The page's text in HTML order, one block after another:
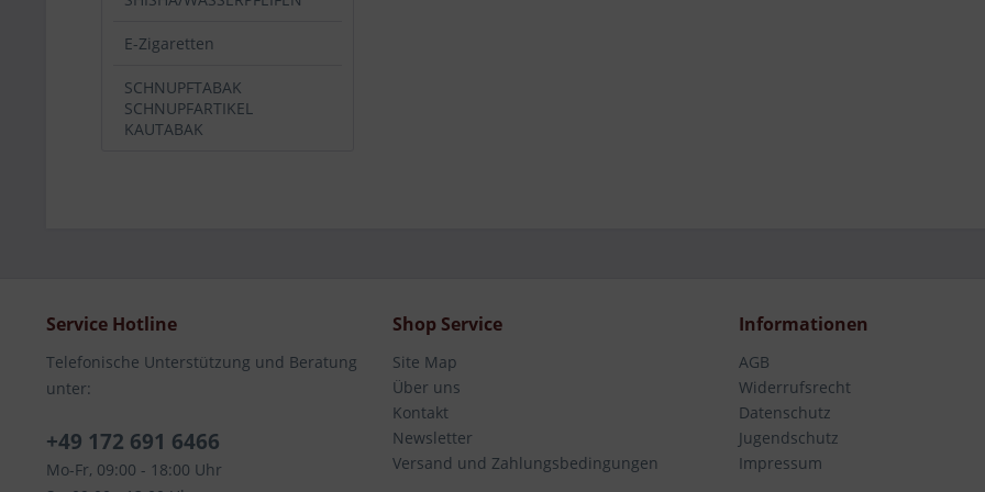
E-Zigaretten
SCHNUPFTABAK
SCHNUPFARTIKEL
KAUTABAK
Service Hotline
Telefonische Unterstützung und Beratung
unter:
+49 172 691 6466
Mo-Fr, 09:00 - 18:00 Uhr
Shop Service
Site Map
Über uns
Kontakt
Newsletter
Versand und Zahlungsbedingungen
Informationen
AGB
Widerrufsrecht
Datenschutz
Jugendschutz
Impressum